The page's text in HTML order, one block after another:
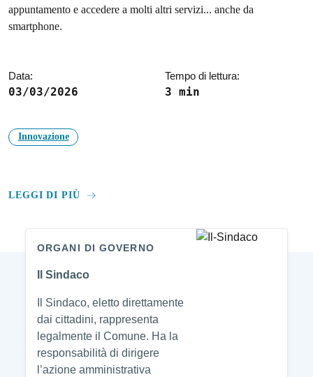
appuntamento e accedere a molti altri servizi... anche da
smartphone.
Data:
03/03/2026
Tempo di lettura:
3 min
Innovazione
LEGGI DI PIÙ
Amministrazione
ORGANI DI GOVERNO
Il Sindaco
Il Sindaco, eletto direttamente
dai cittadini, rappresenta
legalmente il Comune. Ha la
responsabilità di dirigere
l’azione amministrativa